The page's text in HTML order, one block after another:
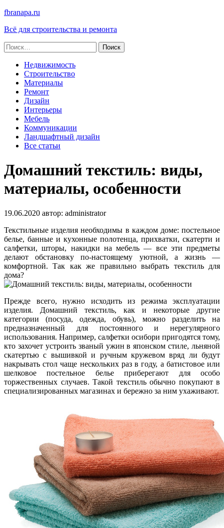
fbranapa.ru
Всё для строительства и ремонта
Найти:
Недвижимость
Строительство
Материалы
Ремонт
Дизайн
Интерьеры
Мебель
Коммуникации
Ландшафтный дизайн
Все статьи
Домашний текстиль: виды,
материалы, особенности
19.06.2020 автор: administrator
Текстильные изделия необходимы в каждом доме: постельное
белье, банные и кухонные полотенца, прихватки, скатерти и
салфетки, шторы, накидки на мебель — все эти предметы
делают обстановку по-настоящему уютной, а жизнь —
комфортной. Так как же правильно выбрать текстиль для
дома?
Прежде всего, нужно исходить из режима эксплуатации
изделия. Домашний текстиль, как и некоторые другие
категории (посуда, одежда, обувь), можно разделить на
предназначенный для постоянного и нерегулярного
использования. Например, салфетки осибори пригодятся тому,
кто захочет устроить званый ужин в японском стиле, льняной
скатертью с вышивкой и ручным кружевом вряд ли будут
накрывать стол чаще нескольких раз в году, а батистовое или
шелковое постельное белье приберегают для особо
торжественных случаев. Такой текстиль обычно покупают в
специализированных магазинах и бережно за ним ухаживают.